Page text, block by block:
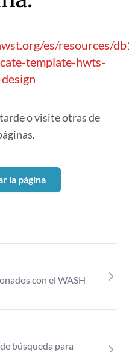
es/resources/
template-hwts-
o visite otras de
la página
con el WASH
búsqueda para